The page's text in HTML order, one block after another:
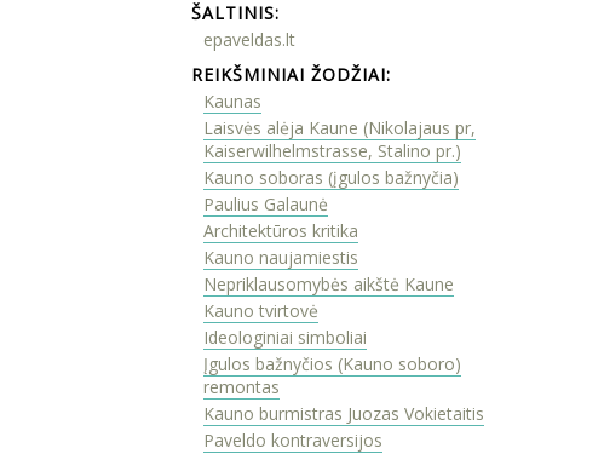
ŠALTINIS:
epaveldas.lt
REIKŠMINIAI ŽODŽIAI:
Kaunas
Laisvės alėja Kaune (Nikolajaus pr,
Kaiserwilhelmstrasse, Stalino pr.)
Kauno soboras (įgulos bažnyčia)
Paulius Galaunė
Architektūros kritika
Kauno naujamiestis
Nepriklausomybės aikštė Kaune
Kauno tvirtovė
Ideologiniai simboliai
Įgulos bažnyčios (Kauno soboro)
remontas
Kauno burmistras Juozas Vokietaitis
Paveldo kontraversijos